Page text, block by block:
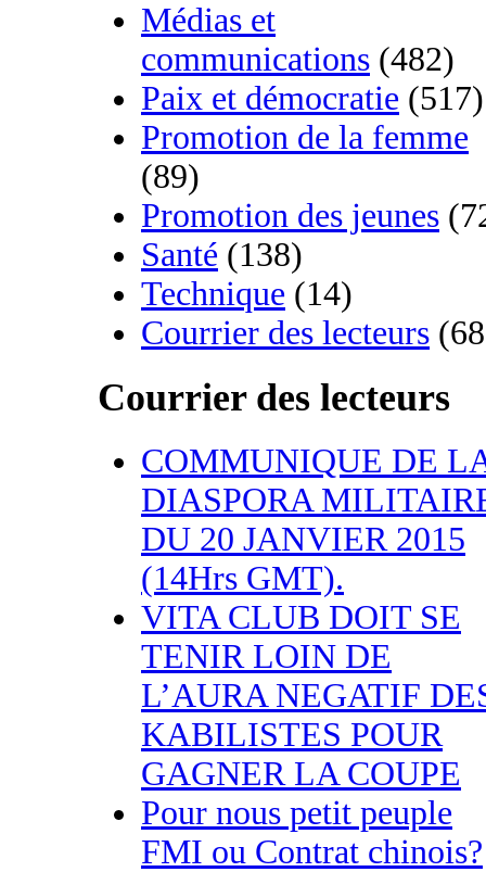
Médias et
communications (482)
Paix et démocratie (517)
Promotion de la femme
(89)
Promotion des jeunes
Santé (138)
Technique (14)
Courrier des lecteurs
Courrier des lecteurs
COMMUNIQUE DE
DIASPORA
DU 20 JANVIER 2015
(14Hrs GMT).
VITA CLUB DOIT SE
TENIR LOIN DE
L’AURA NEGATIF
KABILISTES POUR
GAGNER LA COUPE
Pour nous petit peuple
FMI ou Contrat chinois?